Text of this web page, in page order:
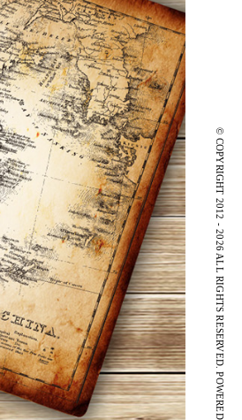
© COPYRIGHT 2012 - 2026 ALL RIGHTS RESERVED.